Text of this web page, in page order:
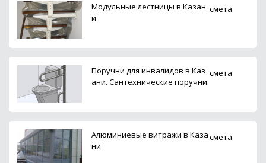
Модульные лестницы в Казан
и
смета
Поручни для инвалидов в Каз
ани. Сантехнические поручни.
смета
Алюминиевые витражи в Каза
ни
смета